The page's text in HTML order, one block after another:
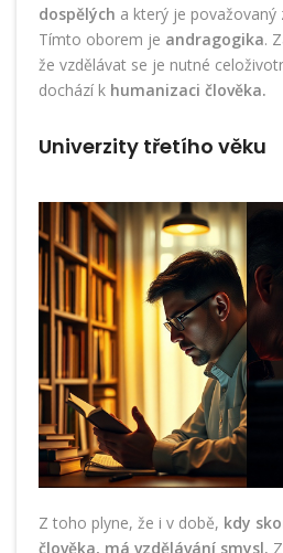
dospělých a který je považovaný
Tímto oborem je andragogika.
že vzdělávat se je nutné
dochází k humanizaci člověka.
Univerzity třetího věku
Z toho plyne, že i v době, kdy
člověka, má vzdělávání smysl.